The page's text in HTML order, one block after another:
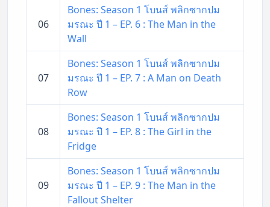
06
Bones: Season 1 โบนส์ พลิกซากปม
มรณะ ปี 1 – EP. 6 : The Man in the
Wall
07
Bones: Season 1 โบนส์ พลิกซากปม
มรณะ ปี 1 – EP. 7 : A Man on Death
Row
08
Bones: Season 1 โบนส์ พลิกซากปม
มรณะ ปี 1 – EP. 8 : The Girl in the
Fridge
09
Bones: Season 1 โบนส์ พลิกซากปม
มรณะ ปี 1 – EP. 9 : The Man in the
Fallout Shelter